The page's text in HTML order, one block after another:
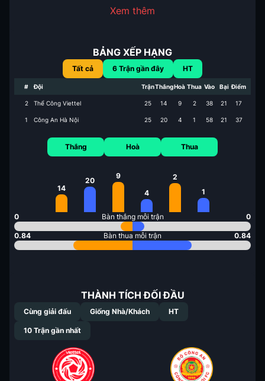
Xem thêm
BẢNG XẾP HẠNG
Tất cả 6 Trận gần đây HT
# Đội TrậnThắngHoà Thua Vào Bại Điểm
2 Thể Công Viettel 25 14 9 2 38 21 17
1 Công An Hà Nội 25 20 4 1 58 21 37
Thắng
14
20
Hoà
9
4
Thua
2
1
0 Bàn thắng mỗi trận 0
0.84 Bàn thua mỗi trận 0.84
THÀNH TÍCH ĐỐI ĐẦU
Cùng giải đấu Giống Nhà/Khách HT
10 Trận gần nhất